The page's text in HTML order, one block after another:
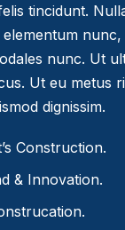
tincidunt.
nunc. Ut
Ut eu metus
dignissim.
Construction.
& Innovation.